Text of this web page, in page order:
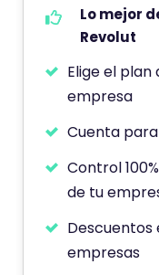
Lo mejor
Revolut
Elige el
empresa
Cuenta
Control
de tu
empresas